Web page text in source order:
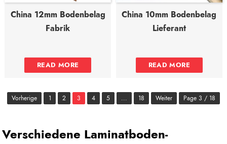
China 12mm Bodenbelag
Fabrik
READ MORE
China 10mm Bodenbelag
Lieferant
READ MORE
Vorherige 1 2 3 4 5 ... 18 Weiter Page 3 / 18
Verschiedene Laminatboden-